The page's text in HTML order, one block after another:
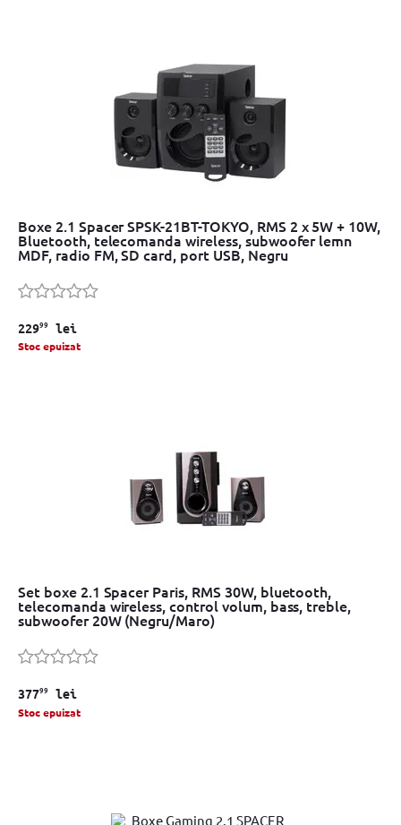
Boxe 2.1 Spacer SPSK-21BT-TOKYO, RMS 2 x 5W + 10W,
Bluetooth, telecomanda wireless, subwoofer lemn
MDF, radio FM, SD card, port USB, Negru
22999 lei
Stoc epuizat
Set boxe 2.1 Spacer Paris, RMS 30W, bluetooth,
telecomanda wireless, control volum, bass, treble,
subwoofer 20W (Negru/Maro)
37799 lei
Stoc epuizat